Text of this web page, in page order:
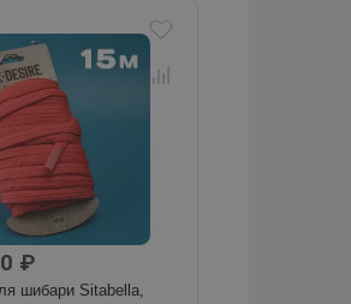
₽
шибари Sitabella,